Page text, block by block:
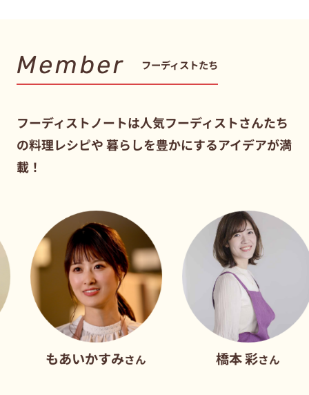
Member フーディストたち
フーディストノートは人気フーディストさんたち
の料理レシピや暮らしを豊かにするアイデアが満
載！
いかすみさん さん